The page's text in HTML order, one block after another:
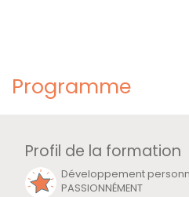
Programme
Profil de la formation
Développement
PASSIONNÉMENT